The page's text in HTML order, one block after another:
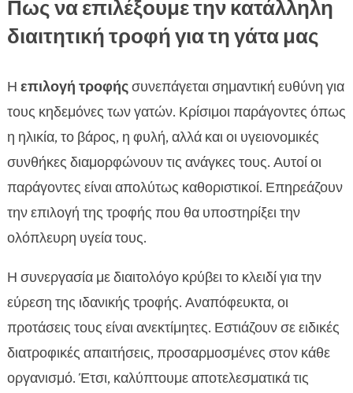
Πως να επιλέξουμε την κατάλληλη
διαιτητική τροφή για τη γάτα μας
Η επιλογή τροφήςσυνεπάγεται σημαντική ευθύνη για
τους κηδεμόνες των γατών. Κρίσιμοι παράγοντες όπως
η ηλικία, το βάρος, η φυλή, αλλά και οι υγειονομικές
συνθήκες διαμορφώνουν τις ανάγκες τους. Αυτοί οι
παράγοντες είναι απολύτως καθοριστικοί. Επηρεάζουν
την επιλογή της τροφής που θα υποστηρίξει την
ολόπλευρη υγεία τους.
Η συνεργασία με διαιτολόγο κρύβει το κλειδί για την
εύρεση της ιδανικής τροφής. Αναπόφευκτα, οι
προτάσεις τους είναι ανεκτίμητες. Εστιάζουν σε ειδικές
διατροφικές απαιτήσεις, προσαρμοσμένες στον κάθε
οργανισμό. Έτσι, καλύπτουμε αποτελεσματικά τις